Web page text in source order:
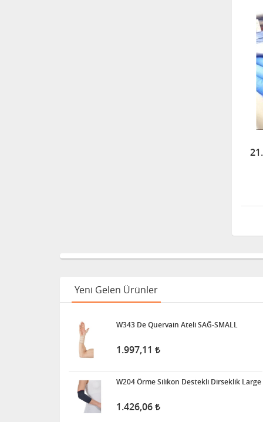
Yeni Gelen Ürünler
W343 De Quervain Ateli SAĞ-SMALL
1.997,11
W204 Örme Silikon Destekli Dirseklik Large
1.426,06